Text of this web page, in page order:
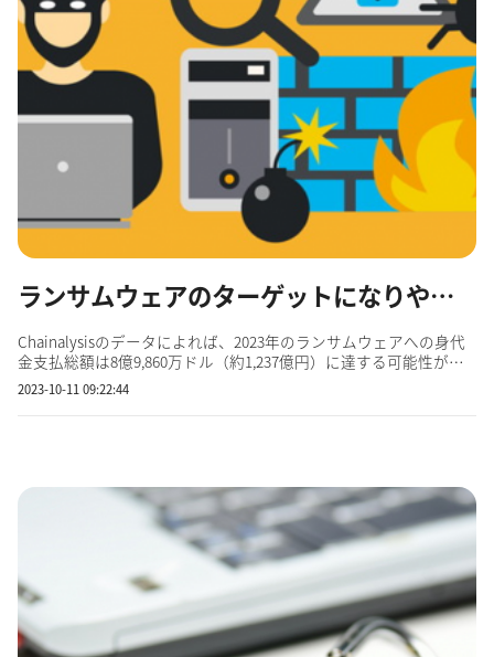
ランサムウェアのターゲットになりやすい業界は？ 事例や対策も解説
Chainalysisのデータによれば、2023年のランサムウェアへの身代
金支払総額は8億9,860万ドル（約1,237億円）に達する可能性があ
るとのこと。ランサムウェアは企業の大きな脅威となっています
が、ターゲットになりやすい業界があることはご存知でしょう
2023-10-11 09:22:44